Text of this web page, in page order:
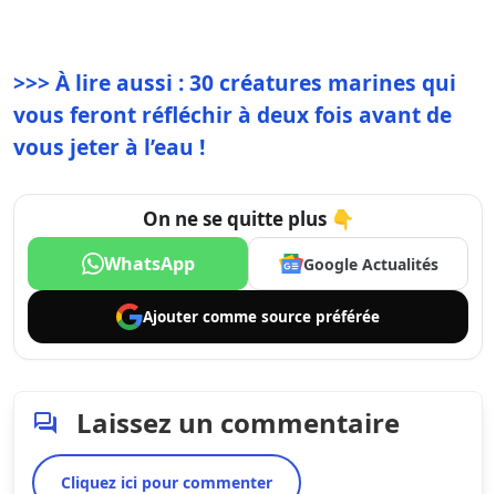
>>> À lire aussi : 30 créatures marines qui
vous feront réfléchir à deux fois avant de
vous jeter à l’eau !
On ne se quitte plus 👇
WhatsApp Google Actualités
Ajouter comme source préférée
Laissez un commentaire
Cliquez ici pour commenter